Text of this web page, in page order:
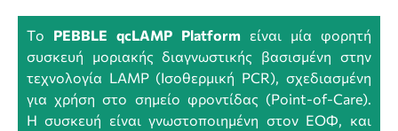
Tο PEBBLE qcLAMP Platform είναι μία φορητή
συσκευή μοριακής διαγνωστικής βασισμένη στην
τεχνολογία LAMP (Ισοθερμική PCR), σχεδιασμένη
για χρήση στο σημείο φροντίδας (Point-of-Care).
Η συσκευή είναι γνωστοποιημένη στον ΕΟΦ, και